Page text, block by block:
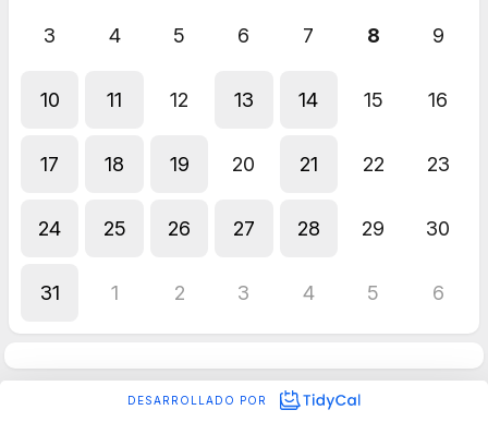
3 4 5 6 7 8 9
10 11 12 13 14 15 16
17 18 19 20 21 22 23
24 25 26 27 28 29 30
31 1 2 3 4 5 6
DESARROLLADO POR